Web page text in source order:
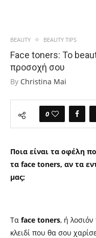
BEAUTY BEAUTY TIPS
Face toners: Το
προσοχή σου
By Christina Mai
0
Ποια είναι τα οφέλη
τα face toners, αν τα
μας;
Τα face toners, ή
κλειδί που θα σου